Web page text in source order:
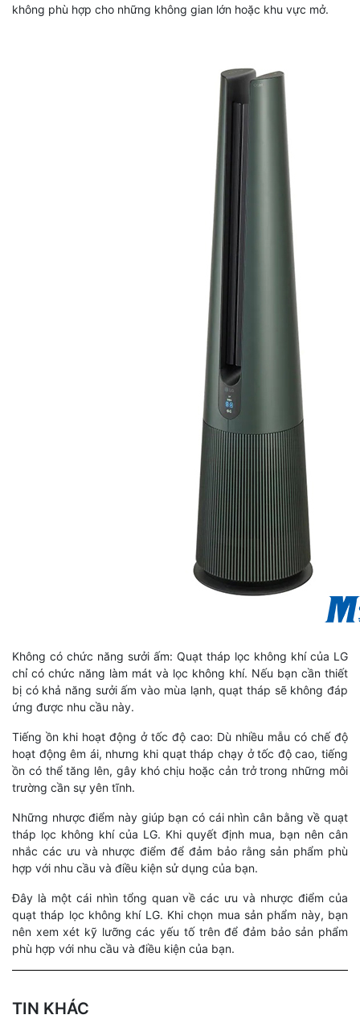
không phù hợp cho những không gian lớn hoặc khu vực mở.
Không có chức năng sưởi ấm: Quạt tháp lọc không khí của LG
chỉ có chức năng làm mát và lọc không khí. Nếu bạn cần thiết
bị có khả năng sưởi ấm vào mùa lạnh, quạt tháp sẽ không đáp
ứng được nhu cầu này.
Tiếng ồn khi hoạt động ở tốc độ cao: Dù nhiều mẫu có chế độ
hoạt động êm ái, nhưng khi quạt tháp chạy ở tốc độ cao, tiếng
ồn có thể tăng lên, gây khó chịu hoặc cản trở trong những môi
trường cần sự yên tĩnh.
Những nhược điểm này giúp bạn có cái nhìn cân bằng về quạt
tháp lọc không khí của LG. Khi quyết định mua, bạn nên cân
nhắc các ưu và nhược điểm để đảm bảo rằng sản phẩm phù
hợp với nhu cầu và điều kiện sử dụng của bạn.
Đây là một cái nhìn tổng quan về các ưu và nhược điểm của
quạt tháp lọc không khí LG. Khi chọn mua sản phẩm này, bạn
nên xem xét kỹ lưỡng các yếu tố trên để đảm bảo sản phẩm
phù hợp với nhu cầu và điều kiện của bạn.
TIN KHÁC